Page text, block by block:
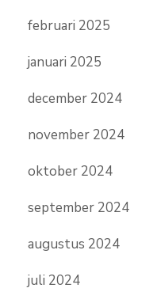
februari 2025
januari 2025
december 2024
november 2024
oktober 2024
september 2024
augustus 2024
juli 2024